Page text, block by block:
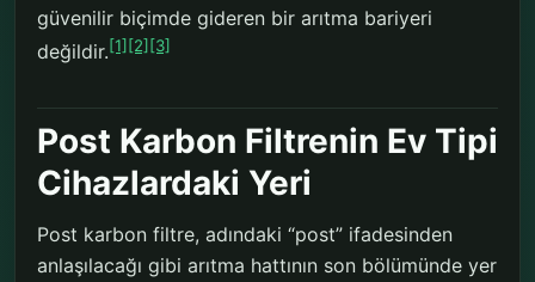
güvenilir biçimde gideren bir arıtma bariyeri
değildir.[1] [2] [3]
Post Karbon Filtrenin Ev Tipi
Cihazlardaki Yeri
Post karbon filtre, adındaki “post” ifadesinden
anlaşılacağı gibi arıtma hattının son bölümünde yer